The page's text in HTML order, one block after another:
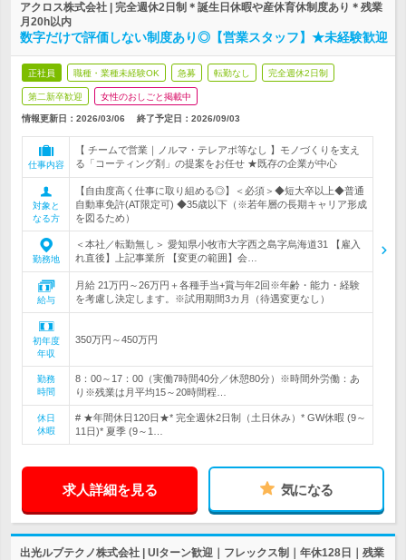
アクロス株式会社 | 完全週休2日制＊誕生日休暇や産休育休制度あり＊残業
月20h以内
数字だけで評価しない制度あり◎【営業スタッフ】★未経験歓迎
正社員 職種・業種未経験OK 急募 転勤なし 完全週休2日制
第二新卒歓迎 女性のおしごと掲載中
情報更新日：2026/03/06 終了予定日： 2026/09/03
仕事内容
【 チームで営業｜ノルマ・テレアポ等なし 】モノづくりを支え
る「コーティング剤」の提案をお任せ ★既存の企業が中心
対象と
なる方
【自由度高く仕事に取り組める◎】＜必須＞◆短大卒以上◆普通
自動車免許(AT限定可) ◆35歳以下（※若年層の長期キャリア形成
を図るため）
勤務地
＜本社／転勤無し＞ 愛知県小牧市大字西之島字烏海道31 【雇入
れ直後】上記事業所 【変更の範囲】会…
給与
月給 21万円～26万円＋各種手当+賞与年2回※年齢・能力・経験
を考慮し決定します。※試用期間3カ月（待遇変更なし）
初年度
年収
350万円～450万円
勤務
時間
8：00～17：00（実働7時間40分／休憩80分）※時間外労働：あ
り※残業は月平均15～20時間程…
休日
休暇
# ★年間休日120日★* 完全週休2日制（土日休み）* GW休暇 (9～
11日)* 夏季 (9～1…
求人詳細を見る 気になる
出光ルブテクノ株式会社 | UIターン歓迎｜フレックス制｜年休128日｜残業